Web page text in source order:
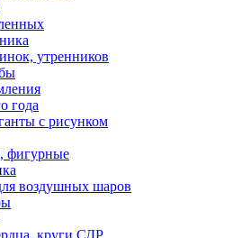
утренников
года
с рисунком
фигурные
воздушных шаров
круги СДР